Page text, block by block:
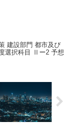
建設部門 都市及び
選択科目 Ⅱー2 予想